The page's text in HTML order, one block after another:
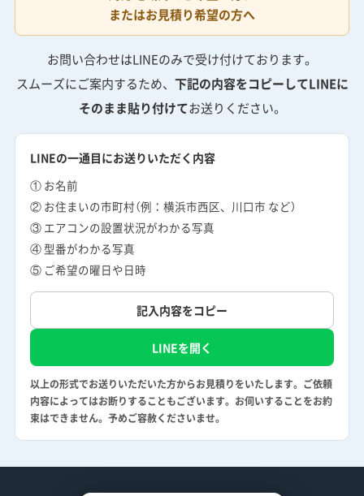
またはお見積り希望の方へ
お問い合わせはLINEのみで受け付けております。
スムーズにご案内するため、 下記の内容をコピーしてLINEに
そのまま貼り付けてお送りください。
LINEの一通目にお送りいただく内容
① お名前
② お住まいの市町村（例：横浜市西区、川口市 など）
③ エアコンの設置状況がわかる写真
④ 型番がわかる写真
⑤ ご希望の曜日や日時
記入内容をコピー
LINEを開く
以上の形式でお送りいただいた方からお見積りをいたします。ご依頼
内容によってはお断りすることもございます。お伺いすることをお約
束はできません。予めご容赦くださいませ。